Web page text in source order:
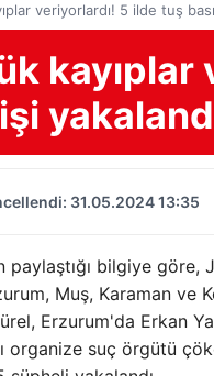
veriyorlardı! 5 ilde tuş
kayıplar
31.05.2024 13:35
paylaştığı bilgiye göre,
Muş, Karaman ve
Erzurum'da Erkan
organize suç örgütü